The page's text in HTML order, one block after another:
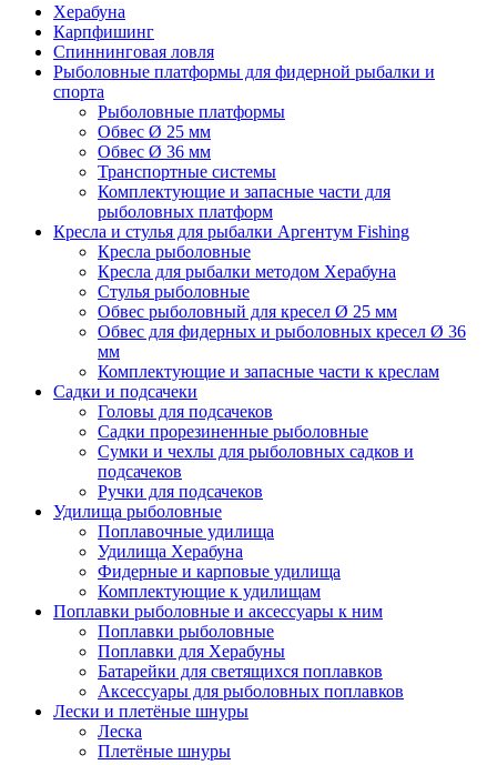
Херабуна
Карпфишинг
Спиннинговая ловля
Рыболовные платформы для фидерной рыбалки и
спорта
Рыболовные платформы
Обвес Ø 25 мм
Обвес Ø 36 мм
Транспортные системы
Комплектующие и запасные части для
рыболовных платформ
Кресла и стулья для рыбалки Аргентум Fishing
Кресла рыболовные
Кресла для рыбалки методом Херабуна
Стулья рыболовные
Обвес рыболовный для кресел Ø 25 мм
Обвес для фидерных и рыболовных кресел Ø 36
мм
Комплектующие и запасные части к креслам
Садки и подсачеки
Головы для подсачеков
Садки прорезиненные рыболовные
Сумки и чехлы для рыболовных садков и
подсачеков
Ручки для подсачеков
Удилища рыболовные
Поплавочные удилища
Удилища Херабуна
Фидерные и карповые удилища
Комплектующие к удилищам
Поплавки рыболовные и аксессуары к ним
Поплавки рыболовные
Поплавки для Херабуны
Батарейки для светящихся поплавков
Аксессуары для рыболовных поплавков
Лески и плетёные шнуры
Леска
Плетёные шнуры